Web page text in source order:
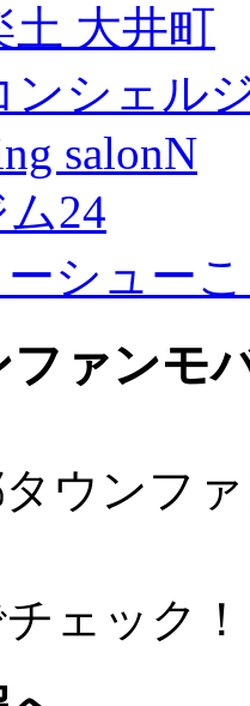
土 大井町
ンシェル
salonN
24
シュー
ファンモ
ウンフ
ェック！